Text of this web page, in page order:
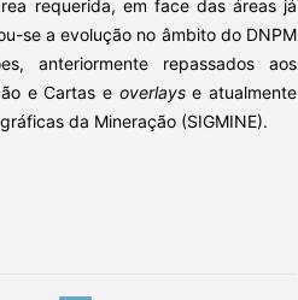
requerida, em face das áreas já
se a evolução no âmbito do DNPM
anteriormente repassados aos
e Cartas e overlayse atualmente
da Mineração (SIGMINE).